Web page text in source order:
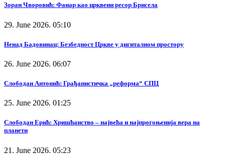
Зоран Чворовић: Фанар као црквени ресор Брисела
29. June 2026. 05:10
Ненад Бадовинац: Безбедност Цркве у дигиталном простору
26. June 2026. 06:07
Слободан Антонић: Грађанистичка „реформа“ СПЦ
25. June 2026. 01:25
Слободан Ерић: Хришћанство – највећа и најпрогоњенија вера на
планети
21. June 2026. 05:23